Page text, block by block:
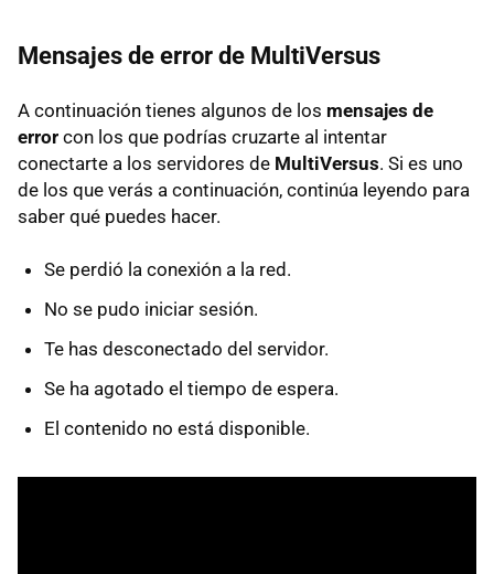
Mensajes de error de MultiVersus
A continuación tienes algunos de los mensajes de
error con los que podrías cruzarte al intentar
conectarte a los servidores de MultiVersus. Si es uno
de los que verás a continuación, continúa leyendo para
saber qué puedes hacer.
Se perdió la conexión a la red.
No se pudo iniciar sesión.
Te has desconectado del servidor.
Se ha agotado el tiempo de espera.
El contenido no está disponible.